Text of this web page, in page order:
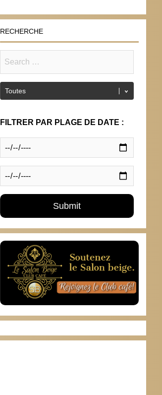
RECHERCHE
FILTRER PAR PLAGE DE DATE :